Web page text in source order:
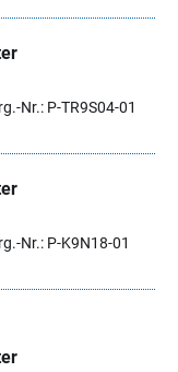
Nr.: P-TR9S04-01
Nr.: P-K9N18-01